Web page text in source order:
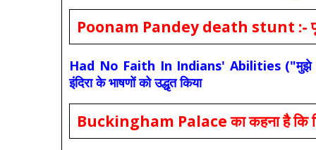
Poonam Pandey death stunt :- पूनम
Had No Faith In Indians' Abilities ("मुझे
इंदिरा के भाषणों को उद्धृत किया
Buckingham Palace का कहना है कि